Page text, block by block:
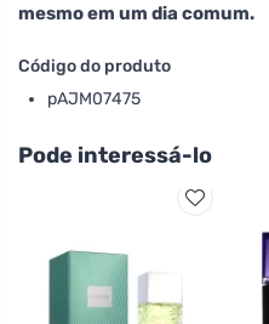
mesmo em um dia comum.
Código do produto
pAJM07475
Pode interessá-lo